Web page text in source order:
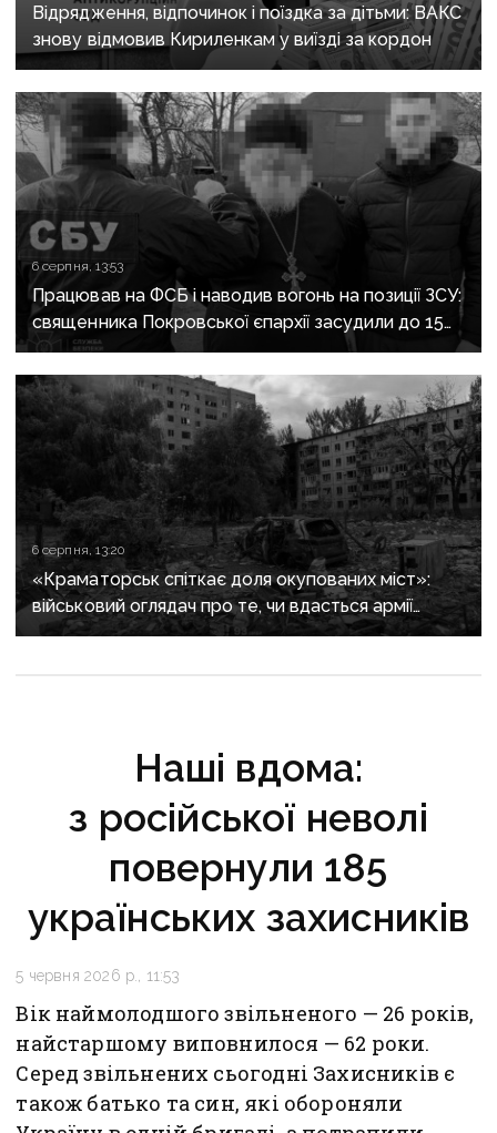
Відрядження, відпочинок і поїздка за дітьми: ВАКС
знову відмовив Кириленкам у виїзді за кордон
6 серпня, 13:53
Працював на ФСБ і наводив вогонь на позиції ЗСУ:
священника Покровської єпархії засудили до 15
років
6 серпня, 13:20
«Краматорськ спіткає доля окупованих міст»:
військовий оглядач про те, чи вдасться армії
рф захопити останню агломерацію Донеччини до
Наші вдома:
з російської неволі
повернули 185
українських захисників
5 червня 2026 р., 11:53
Вік наймолодшого звільненого — 26 років,
найстаршому виповнилося — 62 роки.
Серед звільнених сьогодні Захисників є
також батько та син, які обороняли